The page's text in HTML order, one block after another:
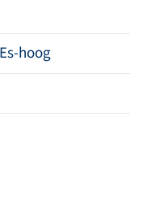
hoog